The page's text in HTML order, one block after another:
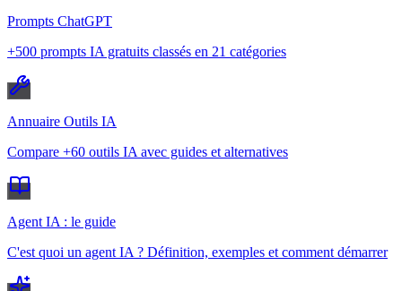
Prompts ChatGPT
+500 prompts IA gratuits classés en 21 catégories
Annuaire Outils IA
Compare +60 outils IA avec guides et alternatives
Agent IA : le guide
C'est quoi un agent IA ? Définition, exemples et comment démarrer